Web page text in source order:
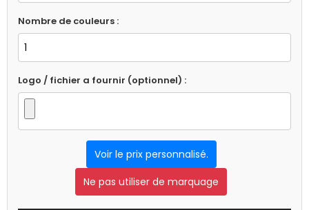
Nombre de couleurs :
Logo / fichier a fournir (optionnel) :
Voir le prix personnalisé.
Ne pas utiliser de marquage